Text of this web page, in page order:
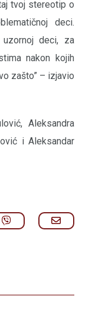
tvoj stereotip o
deci.
deci, za
nakon kojih
zašto” – izjavio
Aleksandra
i Aleksandar